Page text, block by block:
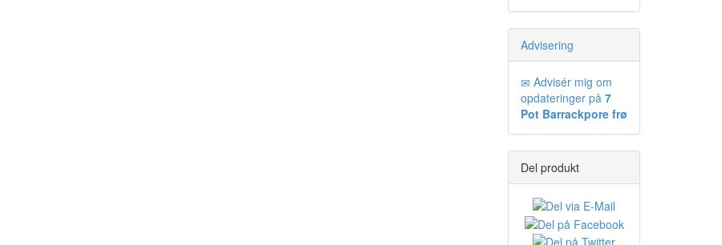
Advisering
Advisér mig om
opdateringer på 7
Pot Barrackpore frø
Del produkt